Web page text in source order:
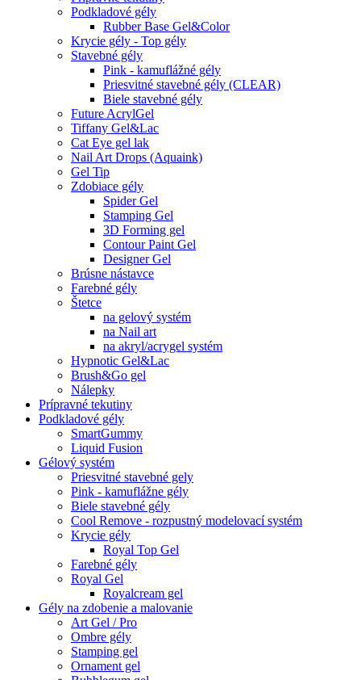
Podkladové gély
Rubber Base Gel&Color
Krycie gély - Top gély
Stavebné gély
Pink - kamuflážné gély
Priesvitné stavebné gély (CLEAR)
Biele stavebné gély
Future AcrylGel
Tiffany Gel&Lac
Cat Eye gel lak
Nail Art Drops (Aquaink)
Gel Tip
Zdobiace gély
Spider Gel
Stamping Gel
3D Forming gel
Contour Paint Gel
Designer Gel
Brúsne nástavce
Farebné gély
Štetce
na gelový systém
na Nail art
na akryl/acrygel systém
Hypnotic Gel&Lac
Brush&Go gel
Nálepky
Prípravné tekutiny
Podkladové gély
SmartGummy
Liquid Fusion
Gélový systém
Priesvitné stavebné gely
Pink - kamuflážne gély
Biele stavebné gély
Cool Remove - rozpustný modelovací systém
Krycie gély
Royal Top Gel
Farebné gély
Royal Gel
Royalcream gel
Gély na zdobenie a malovanie
Art Gel / Pro
Ombre gély
Stamping gel
Ornament gel